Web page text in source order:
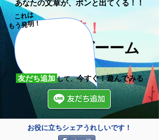
超速！
文章作成ゲーーム
あなたの文章が、 ポンと出てくる！！
これは
もう発明！
友だち追加 して、今すぐ！遊んでみる
お役に立ちシェアうれしいです！